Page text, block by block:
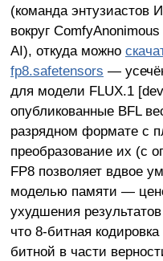
(команда энтузиастов
вокруг
AI), откуда можно
fp8.safetensors —
для модели FLUX.1
опубликованные BFL
разрядном формате с
преобразование их (с
FP8 позволяет вдвое
моделью памяти —
ухудшения
что 8-битная
битной в части